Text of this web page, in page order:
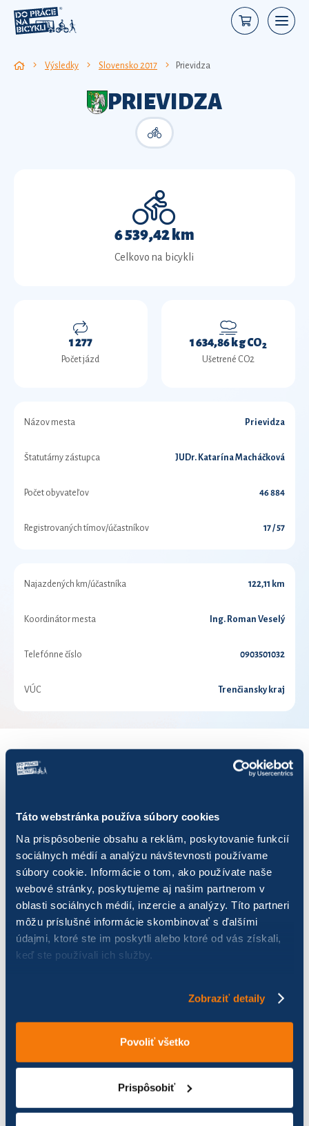
Táto webstránka používa súbory cookies
Na prispôsobenie obsahu a reklám, poskytovanie funkcií
sociálnych médií a analýzu návštevnosti používame
súbory cookie. Informácie o tom, ako používate naše
webové stránky, poskytujeme aj našim partnerom v
oblasti sociálnych médií, inzercie a analýzy. Títo partneri
môžu príslušné informácie skombinovať s ďalšími
údajmi, ktoré ste im poskytli alebo ktoré od vás získali,
keď ste používali ich služby.
Zobraziť detaily
Povoliť všetko
Prispôsobiť
Výsledky Slovensko 2017 Prievidza
PRIEVIDZA
6 539,42 km
Celkovo na bicykli
1 277
Počet jázd
1 634,86 kg CO2
Ušetrené CO2
Názov mesta Prievidza
Štatutárny zástupca JUDr. Katarína Macháčková
Počet obyvateľov 46 884
Registrovaných tímov/účastníkov 17 / 57
Najazdených km/účastníka 122,11 km
Koordinátor mesta Ing. Roman Veselý
Telefónne číslo 0903501032
VÚC Trenčiansky kraj
VÝSLEDKY PRE ROK 2017
Zobraziť výsledkov
Názov Počet jázd Najazdených
Bojnická cyklistická dvojka 71 132,28
Dušičky
36
Mechanici 115 1 262,50